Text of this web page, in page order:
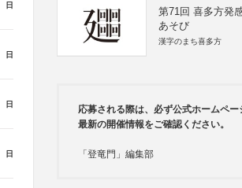
日
日
日
日
第71回 喜多方発
あそび
漢字のまち喜多方
応募される際は、必ず公式ホームペー
最新の開催情報をご確認ください。
「登竜門」編集部